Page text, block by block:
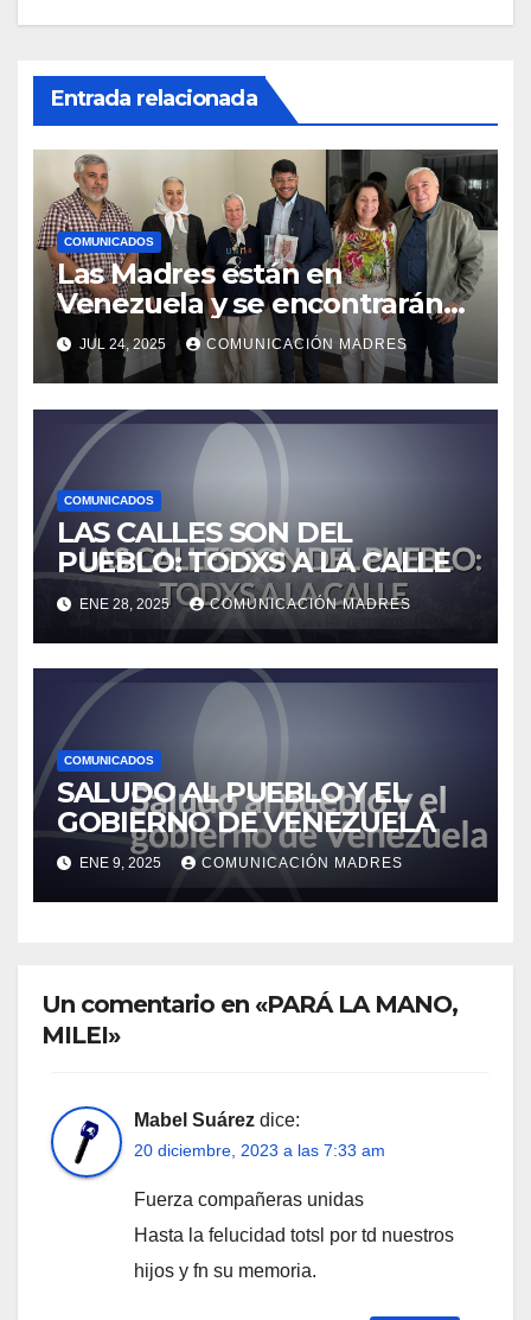
Entrada relacionada
COMUNICADOS
Las Madres están en
Venezuela y se encontrarán
con el presidente Nicolás
Maduro
JUL 24, 2025 COMUNICACIÓN MADRES
COMUNICADOS
LAS CALLES SON DEL
PUEBLO: TODXS A LA CALLE
ENE 28, 2025 COMUNICACIÓN MADRES
COMUNICADOS
SALUDO AL PUEBLO Y EL
GOBIERNO DE VENEZUELA
ENE 9, 2025 COMUNICACIÓN MADRES
Un comentario en «PARÁ LA MANO,
MILEI»
Mabel Suárez dice:
20 diciembre, 2023 a las 7:33 am
Fuerza compañeras unidas
Hasta la felucidad totsl por td nuestros
hijos y fn su memoria.